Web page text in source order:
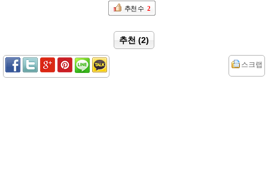
추천 수 2
추천 (2)
스크랩